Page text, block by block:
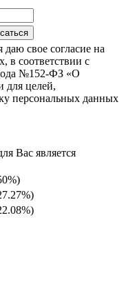
свое согласие на
в соответствии с
№152-ФЗ «О
для целей,
персональных данных
Вас является